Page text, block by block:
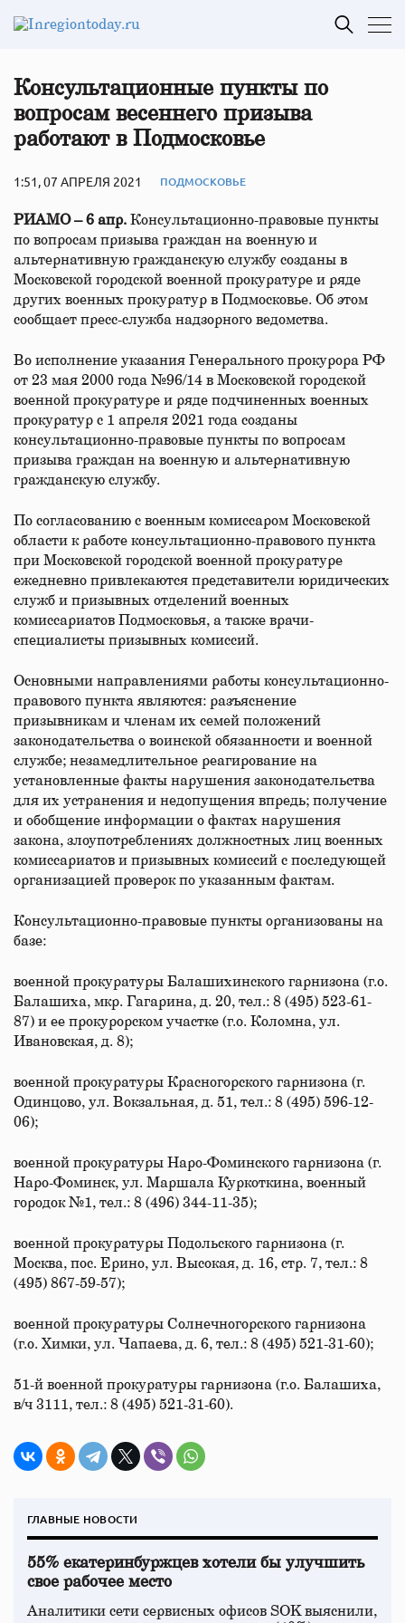
Консультационные пункты по
вопросам весеннего призыва
работают в Подмосковье
1:51, 07 АПРЕЛЯ 2021 ПОДМОСКОВЬЕ
РИАМО – 6 апр. Консультационно-правовые пункты
по вопросам призыва граждан на военную и
альтернативную гражданскую службу созданы в
Московской городской военной прокуратуре и ряде
других военных прокуратур в Подмосковье. Об этом
сообщает пресс-служба надзорного ведомства.
Во исполнение указания Генерального прокурора РФ
от 23 мая 2000 года №96/14 в Московской городской
военной прокуратуре и ряде подчиненных военных
прокуратур с 1 апреля 2021 года созданы
консультационно-правовые пункты по вопросам
призыва граждан на военную и альтернативную
гражданскую службу.
По согласованию с военным комиссаром Московской
области к работе консультационно-правового пункта
при Московской городской военной прокуратуре
ежедневно привлекаются представители юридических
служб и призывных отделений военных
комиссариатов Подмосковья, а также врачи-
специалисты призывных комиссий.
Основными направлениями работы консультационно-
правового пункта являются: разъяснение
призывникам и членам их семей положений
законодательства о воинской обязанности и военной
службе; незамедлительное реагирование на
установленные факты нарушения законодательства
для их устранения и недопущения впредь; получение
и обобщение информации о фактах нарушения
закона, злоупотреблениях должностных лиц военных
комиссариатов и призывных комиссий с последующей
организацией проверок по указанным фактам.
Консультационно-правовые пункты организованы на
базе:
военной прокуратуры Балашихинского гарнизона (г.о.
Балашиха, мкр. Гагарина, д. 20, тел.: 8 (495) 523-61-
87) и ее прокурорском участке (г.о. Коломна, ул.
Ивановская, д. 8);
военной прокуратуры Красногорского гарнизона (г.
Одинцово, ул. Вокзальная, д. 51, тел.: 8 (495) 596-12-
06);
военной прокуратуры Наро-Фоминского гарнизона (г.
Наро-Фоминск, ул. Маршала Куркоткина, военный
городок №1, тел.: 8 (496) 344-11-35);
военной прокуратуры Подольского гарнизона (г.
Москва, пос. Ерино, ул. Высокая, д. 16, стр. 7, тел.: 8
(495) 867-59-57);
военной прокуратуры Солнечногорского гарнизона
(г.о. Химки, ул. Чапаева, д. 6, тел.: 8 (495) 521-31-60);
51-й военной прокуратуры гарнизона (г.о. Балашиха,
в/ч 3111, тел.: 8 (495) 521-31-60).
ГЛАВНЫЕ НОВОСТИ
55% екатеринбуржцев хотели бы улучшить
свое рабочее место
Аналитики сети сервисных офисов SOK выяснили,